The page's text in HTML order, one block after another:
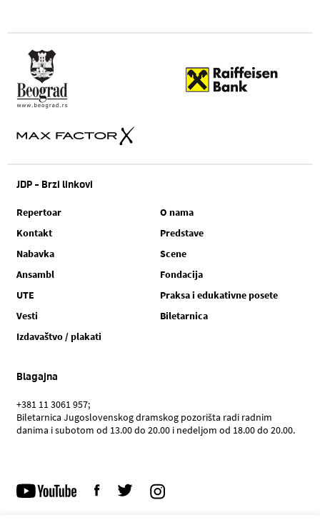
JDP - Brzi linkovi
Repertoar
O nama
Kontakt
Predstave
Nabavka
Scene
Ansambl
Fondacija
UTE
Praksa i edukativne posete
Vesti
Biletarnica
Izdavaštvo / plakati
Blagajna
+381 11 3061 957;
Biletarnica Jugoslovenskog dramskog pozorišta radi radnim
danima i subotom od 13.00 do 20.00 i nedeljom od 18.00 do 20.00.